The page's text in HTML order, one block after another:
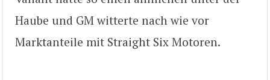
Haube und GM witterte nach wie vor
Marktanteile mit Straight Six Motoren.